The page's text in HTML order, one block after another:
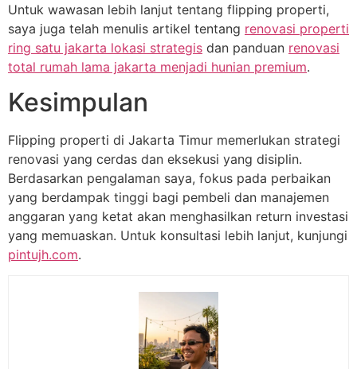
Untuk wawasan lebih lanjut tentang flipping properti,
saya juga telah menulis artikel tentang renovasi properti
ring satu jakarta lokasi strategis dan panduan renovasi
total rumah lama jakarta menjadi hunian premium.
Kesimpulan
Flipping properti di Jakarta Timur memerlukan strategi
renovasi yang cerdas dan eksekusi yang disiplin.
Berdasarkan pengalaman saya, fokus pada perbaikan
yang berdampak tinggi bagi pembeli dan manajemen
anggaran yang ketat akan menghasilkan return investasi
yang memuaskan. Untuk konsultasi lebih lanjut, kunjungi
pintujh.com.